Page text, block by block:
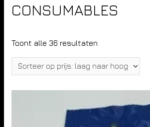
CONSUMABLES
Toont alle 36 resultaten